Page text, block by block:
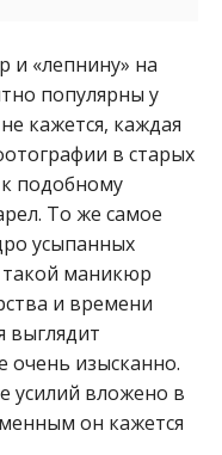
и «лепнину» на
популярны у
кажется, каждая
в старых
подобному
То же самое
усыпанных
такой маникюр
и времени
выглядит
очень изысканно.
усилий вложено в
он кажется